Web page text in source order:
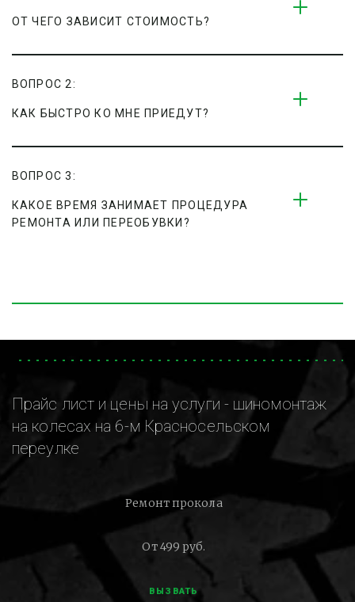
ОТ ЧЕГО ЗАВИСИТ СТОИМОСТЬ?
ВОПРОС 2:
КАК БЫСТРО КО МНЕ ПРИЕДУТ?
ВОПРОС 3:
КАКОЕ ВРЕМЯ ЗАНИМАЕТ ПРОЦЕДУРА
РЕМОНТА ИЛИ ПЕРЕОБУВКИ?
Прайс лист и цены на услуги - шиномонтаж
на колесах на 6-м Красносельском
переулке
Ремонт прокола
От 499 руб.
ВЫЗВАТЬ